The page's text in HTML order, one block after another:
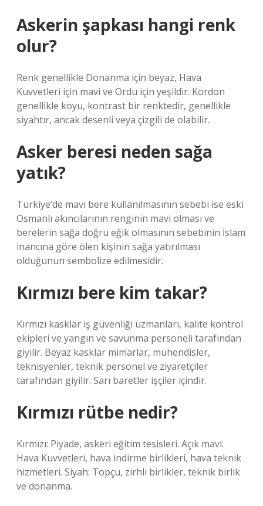
Askerin şapkası hangi renk
olur?
Renk genellikle Donanma için beyaz, Hava
Kuvvetleri için mavi ve Ordu için yeşildir. Kordon
genellikle koyu, kontrast bir renktedir, genellikle
siyahtır, ancak desenli veya çizgili de olabilir.
Asker beresi neden sağa
yatık?
Türkiye’de mavi bere kullanılmasının sebebi ise eski
Osmanlı akıncılarının renginin mavi olması ve
berelerin sağa doğru eğik olmasının sebebinin İslam
inancına göre ölen kişinin sağa yatırılması
olduğunun sembolize edilmesidir.
Kırmızı bere kim takar?
Kırmızı kasklar iş güvenliği uzmanları, kalite kontrol
ekipleri ve yangın ve savunma personeli tarafından
giyilir. Beyaz kasklar mimarlar, mühendisler,
teknisyenler, teknik personel ve ziyaretçiler
tarafından giyilir. Sarı baretler işçiler içindir.
Kırmızı rütbe nedir?
Kırmızı: Piyade, askeri eğitim tesisleri. Açık mavi:
Hava Kuvvetleri, hava indirme birlikleri, hava teknik
hizmetleri. Siyah: Topçu, zırhlı birlikler, teknik birlik
ve donanma.